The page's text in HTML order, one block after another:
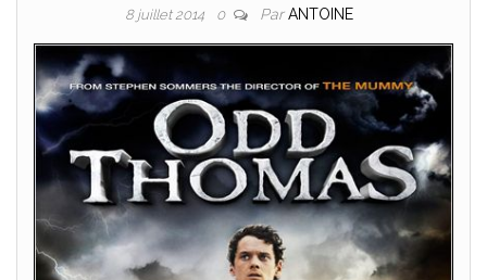
8 juillet 2014 0 ParANTOINE